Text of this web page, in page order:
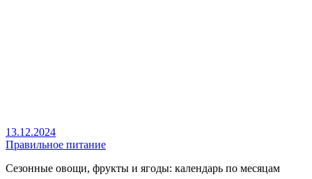
13.12.2024
Правильное питание
Сезонные овощи, фрукты и ягоды: календарь по месяцам